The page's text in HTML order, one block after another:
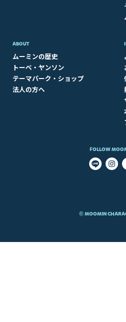
ABOUT​
ムーミンの歴史
トーベ・ヤンソン
テーマパーク・ショップ
法人の方へ
FOLLOW
© MOOMIN